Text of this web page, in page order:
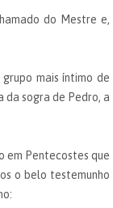
do Mestre e,
mais íntimo de
da sogra de Pedro, a
em Pentecostes que
o belo testemunho